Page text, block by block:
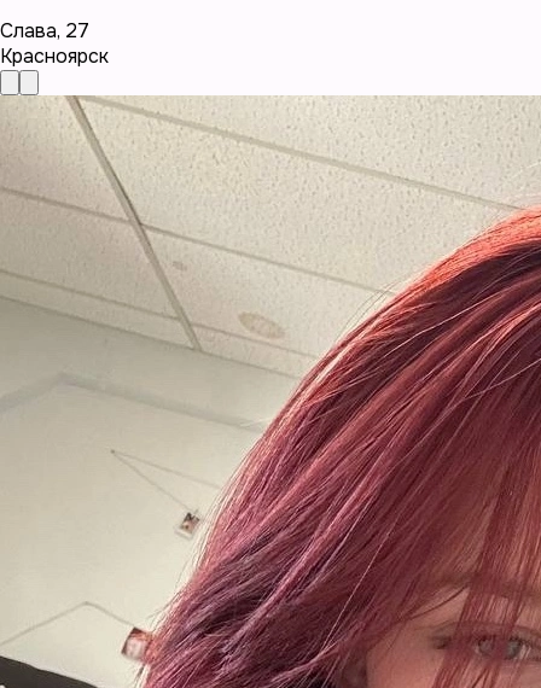
Слава, 27
Красноярск